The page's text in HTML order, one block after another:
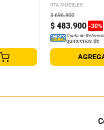
RTA MUEBLES
$ 483.900 -30%
$ 696.900
Cuota de
quincenas de